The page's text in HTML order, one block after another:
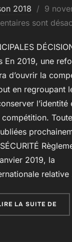
2018
Publié
le
9
sont
En 2019, une
d’ouvrir la
en regroupant
l’identité
2019, la
LA SUITE DE